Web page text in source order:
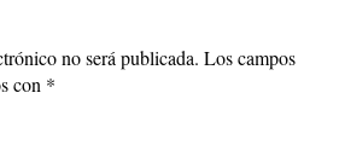
no será publicada. Los campos
con *